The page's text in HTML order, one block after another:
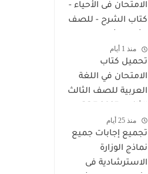
الامتحان فى الأحياء -
كتاب الشرح - للصف
PDFمنذ 1 أيام
تحميل كتاب
الامتحان في اللغة
العربية للصف الثالث
كتاب الأسئلة
والتدريبات كامل
منذ 25 أيام
تجميع إجابات جميع
نماذج الوزارة
الاسترشادية فى